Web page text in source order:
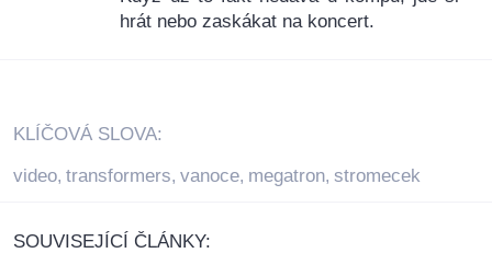
hrát nebo zaskákat na koncert.
KLÍČOVÁ SLOVA:
video, transformers, vanoce, megatron, stromecek
SOUVISEJÍCÍ ČLÁNKY: